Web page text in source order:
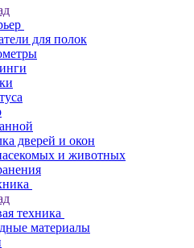
для полок
дверей и окон
и животных
техника
материалы